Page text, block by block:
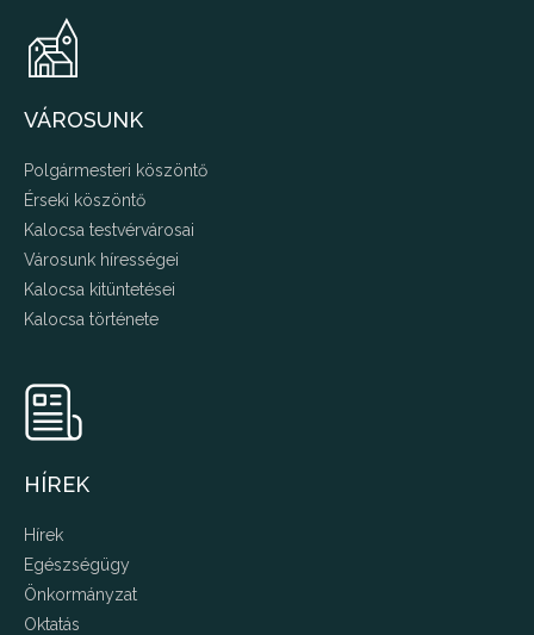
VÁROSUNK
Polgármesteri köszöntő
Érseki köszöntő
Kalocsa testvérvárosai
Városunk hírességei
Kalocsa kitüntetései
Kalocsa története
HÍREK
Hírek
Egészségügy
Önkormányzat
Oktatás